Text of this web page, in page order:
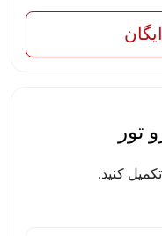
تور
کنید.